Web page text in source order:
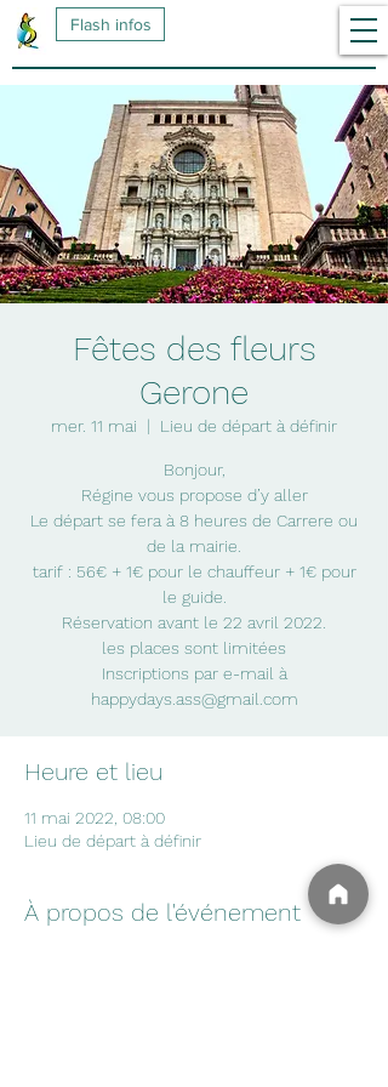
Flash infos
Fêtes des fleurs
Gerone
mer. 11 mai
  |
Lieu de départ à définir
Bonjour,
Régine vous propose d’y aller
Le départ se fera à 8 heures de Carrere ou
de la mairie.
tarif : 56€ + 1€ pour le chauffeur + 1€ pour
le guide.
Réservation avant le 22 avril 2022.
les places sont limitées
Inscriptions par e-mail à
happydays.ass@gmail.com
Heure et lieu
11 mai 2022, 08:00
Lieu de départ à définir
À propos de l'événement